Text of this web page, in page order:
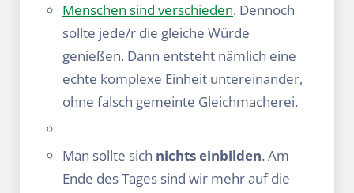
Menschen sind verschieden. Dennoch
sollte jede/r die gleiche Würde
genießen. Dann entsteht nämlich eine
echte komplexe Einheit untereinander,
ohne falsch gemeinte Gleichmacherei.
Man sollte sich nichts einbilden. Am
Ende des Tages sind wir mehr auf die